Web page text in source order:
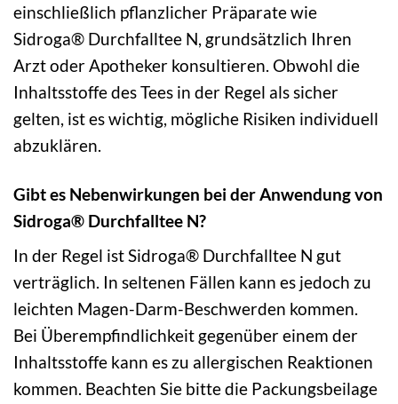
einschließlich pflanzlicher Präparate wie
Sidroga® Durchfalltee N, grundsätzlich Ihren
Arzt oder Apotheker konsultieren. Obwohl die
Inhaltsstoffe des Tees in der Regel als sicher
gelten, ist es wichtig, mögliche Risiken individuell
abzuklären.
Gibt es Nebenwirkungen bei der Anwendung von
Sidroga® Durchfalltee N?
In der Regel ist Sidroga® Durchfalltee N gut
verträglich. In seltenen Fällen kann es jedoch zu
leichten Magen-Darm-Beschwerden kommen.
Bei Überempfindlichkeit gegenüber einem der
Inhaltsstoffe kann es zu allergischen Reaktionen
kommen. Beachten Sie bitte die Packungsbeilage